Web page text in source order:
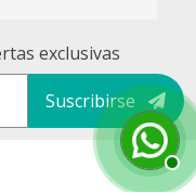
exclusivas
Suscribirse